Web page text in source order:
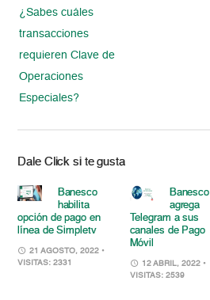
¿Sabes cuáles
transacciones
requieren Clave de
Operaciones
Especiales?
Dale Click si te gusta
Banesco
habilita
opción de pago en
línea de Simpletv
21 AGOSTO, 2022 •
VISITAS: 2331
Banesco
agrega
Telegram a sus
canales de Pago
Móvil
12 ABRIL, 2022 •
VISITAS: 2539